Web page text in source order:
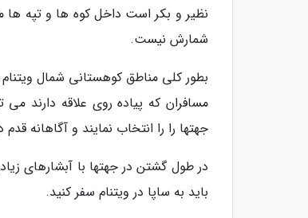
نظیر و بکر است داخل کوه ها و تپه ها
شمارش نیست.
بطور کلی مناطق کوهستانی شمال
مسافران که پیاده روی علاقه دارند
جهتها را را انتخاب نمایند و آگاهانه
در طول گشتن در جهتها با آبشارهای
باید به ساپا در ویتنام سفر کنید.